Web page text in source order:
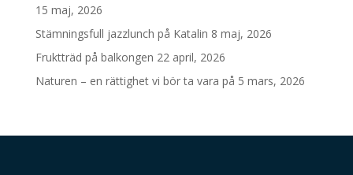
15 maj, 2026
Stämningsfull jazzlunch på Katalin 8 maj, 2026
Fruktträd på balkongen 22 april, 2026
Naturen – en rättighet vi bör ta vara på 5 mars, 2026